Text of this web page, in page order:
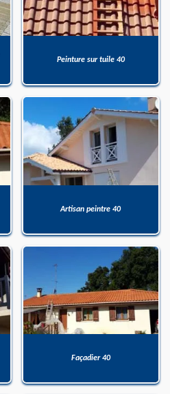
Peinture sur tuile 40
Artisan peintre 40
Façadier 40